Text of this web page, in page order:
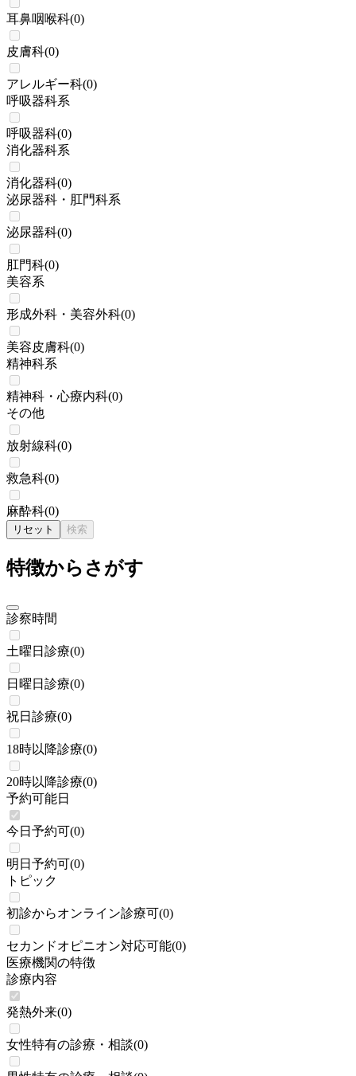
耳鼻咽喉科(0)
皮膚科(0)
アレルギー科(0)
呼吸器科系
呼吸器科(0)
消化器科系
消化器科(0)
泌尿器科・肛門科系
泌尿器科(0)
肛門科(0)
美容系
形成外科・美容外科(0)
美容皮膚科(0)
精神科系
精神科・心療内科(0)
その他
放射線科(0)
救急科(0)
麻酔科(0)
リセット 検索
特徴からさがす
診察時間
土曜日診療(0)
日曜日診療(0)
祝日診療(0)
18時以降診療(0)
20時以降診療(0)
予約可能日
今日予約可(0)
明日予約可(0)
トピック
初診からオンライン診療可(0)
セカンドオピニオン対応可能(0)
医療機関の特徴
診療内容
発熱外来(0)
女性特有の診療・相談(0)